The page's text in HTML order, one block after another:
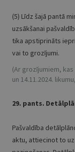
(5) Līdz šajā pantā
uzsākšanai
tika apstiprināts
vai to grozījumi.
(Ar grozījumiem, kas
un 14.11.2024.
29. pants.
Pašvaldība
aktu, attiecinot to